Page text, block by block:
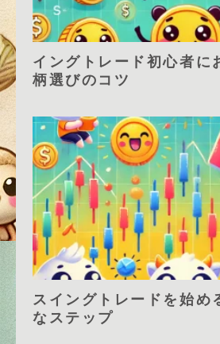
イングトレード初心者に
柄選びのコツ
スイングトレードを始め
なステップ